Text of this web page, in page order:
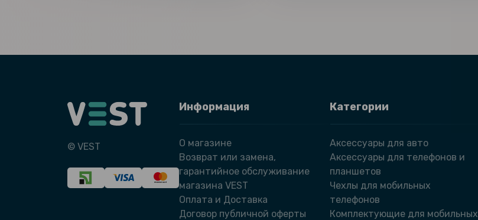
© VEST
Информация
О магазине
Возврат или замена,
гарантийное обслуживание
магазина VEST
Оплата и Доставка
Договор публичной оферты
Категории
Аксессуары для авто
Аксессуары для телефонов и
планшетов
Чехлы для мобильных
телефонов
Комплектующие для мобильных